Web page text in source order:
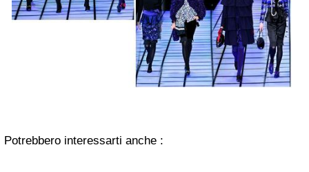
Potrebbero interessarti anche :